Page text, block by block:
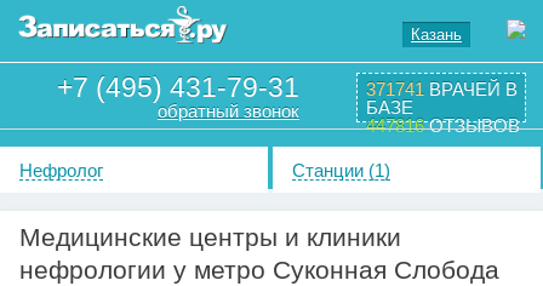
Казань
+7 (495) 431-79-31
обратный звонок
371741 ВРАЧЕЙ В
БАЗЕ
447816ОТЗЫВОВ
Нефролог Станции (1)
Медицинские центры и клиники
нефрологии у метро Суконная Слобода